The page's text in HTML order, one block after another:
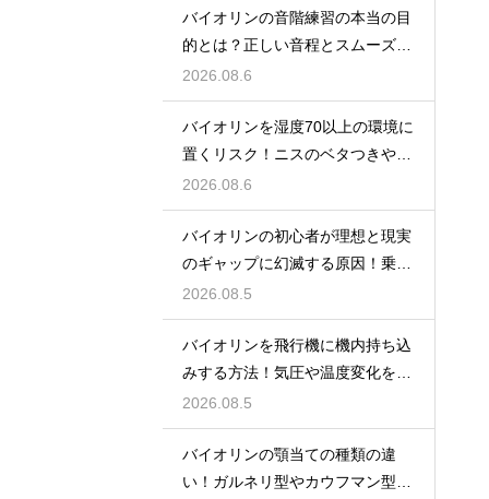
バイオリンの音階練習の本当の目
的とは？正しい音程とスムーズな
運指を身につける
2026.08.6
バイオリンを湿度70以上の環境に
置くリスク！ニスのベタつきやカ
ビを防ぐ対策
2026.08.6
バイオリンの初心者が理想と現実
のギャップに幻滅する原因！乗り
越える心構え
2026.08.5
バイオリンを飛行機に機内持ち込
みする方法！気圧や温度変化を防
ぐ保管の注意
2026.08.5
バイオリンの顎当ての種類の違
い！ガルネリ型やカウフマン型か